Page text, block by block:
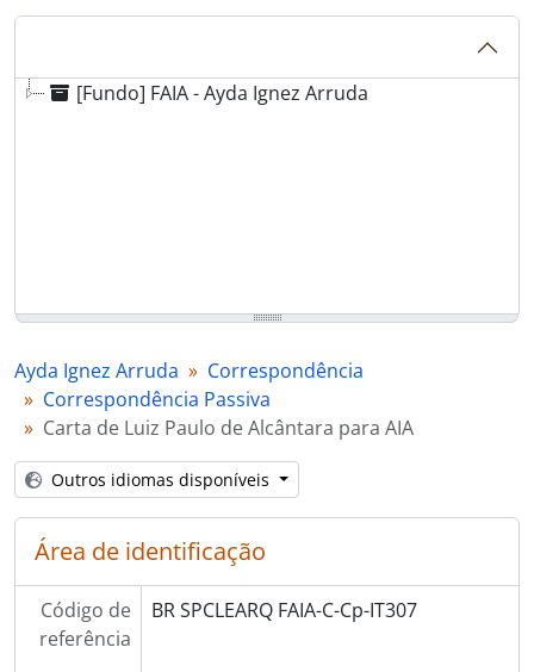
[Fundo] FAIA - Ayda Ignez Arruda
Ayda Ignez Arruda
Correspondência
Correspondência Passiva
Carta de Luiz Paulo de Alcântara para AIA
Outros idiomas disponíveis
Área de identificação
Código de
referência
BR SPCLEARQ FAIA-C-Cp-IT307